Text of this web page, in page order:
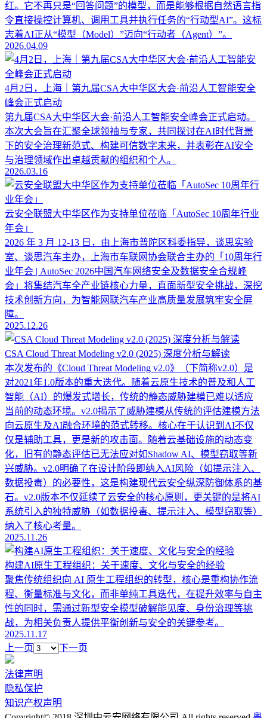
红。它不再只是“回答问题”的模型，而是能够根据自然语言指
令直接操控计算机、调用工具并执行任务的“行动型AI”。这标
志着AI正从“模型（Model）”迈向“行动者（Agent）”。
2026.04.09
4月2日，上海｜第九届CSA大中华区大会·前沿人工智能安全
峰会正式启动
第九届CSA大中华区大会·前沿人工智能安全峰会正式启动。
本次大会旨在汇聚全球领袖与专家，共同探讨在AI时代背景
下的安全治理新范式、构建可信数字未来，并表彰在AI安全
与治理领域作出卓越贡献的组织和个人。
2026.03.16
云安全联盟大中华区作为支持单位莅临「AutoSec 10周年行业
年会」
2026 年 3 月 12-13 日，由上海市普陀区科委指导，谈思实验
室、谈思汽车主办，上海市车联网协会联合主办的「10周年行
业年会 | AutoSec 2026中国汽车网络安全及数据安全合规峰
会」将集结汽车全产业链核心力量，直面新型安全挑战，深挖
技术创新方向，为智能网联汽车产业高质量发展筑牢安全屏
障。
2025.12.26
CSA Cloud Threat Modeling v2.0 (2025) 深度分析与解读
本次发布的《Cloud Threat Modeling v2.0》（下简称v2.0）是
对2021年1.0版本的重大迭代。随着云原生技术的普及和人工
智能（AI）的爆发式增长，传统的静态威胁建模已难以适应
当前的动态环境。v2.0揭示了威胁建模从传统的评估建模方法
向云原生及AI融合环境的范式转移。核心在于认识到AI不仅
仅是辅助工具，更是新的攻击面。随着云基础设施的动态变
化，旧有的静态评估已无法应对如Shadow AI、模型窃取等新
兴威胁。v2.0明确了在设计阶段即纳入AI风险（如提示注入、
数据投毒）的必要性，这是构建现代云安全纵深防御体系的基
石。v2.0版本不仅延续了云安全的核心原则，更关键的是将AI
系统引入的独特威胁（如数据投毒、提示注入、模型窃取等）
纳入了核心考量。
2025.11.26
构建AI原生工程组织：关于速度、文化与安全的经验
聚焦传统组织向 AI 原生工程组织的转型，核心是重构协作流
程、衡量标准与文化，而非单纯工具迭代，在提升效率与自主
性的同时，需通过新型安全模型破解能见度、身份治理等挑
战，为相关负责人提供平衡创新与安全的关键参考。
2025.11.17
上一页
下一页
法律声明
隐私保护
知识产权声明